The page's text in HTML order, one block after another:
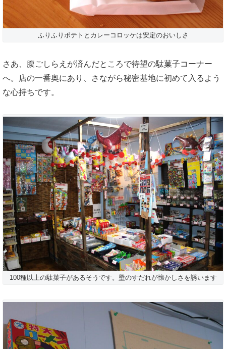
ふりふりポテトとカレーコロッケは安定のおいしさ
さあ、腹ごしらえが済んだところで待望の駄菓子コーナー
へ。店の一番奥にあり、さながら秘密基地に初めて入るよう
な心持ちです。
100種以上の駄菓子があるそうです。壁のすだれが懐かしさを誘います